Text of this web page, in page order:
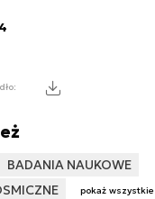
BADANIA NAUKOWE
pokaż wszystkie